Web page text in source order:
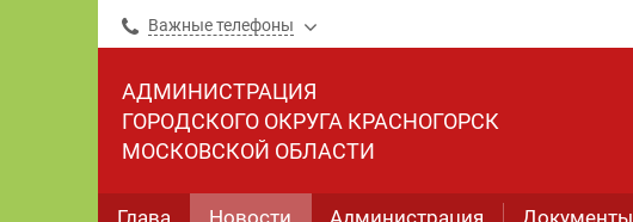
Важные телефоны
АДМИНИСТРАЦИЯ
ГОРОДСКОГО ОКРУГА КРАСНОГОРСК
МОСКОВСКОЙ ОБЛАСТИ
Глава Новости Администрация Документы